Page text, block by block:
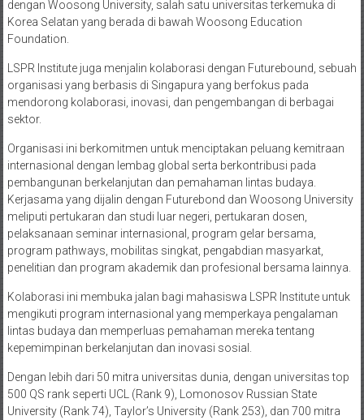
dengan Woosong University, salah satu universitas terkemuka di
Korea Selatan yang berada di bawah Woosong Education
Foundation.
LSPR Institute juga menjalin kolaborasi dengan Futurebound, sebuah
organisasi yang berbasis di Singapura yang berfokus pada
mendorong kolaborasi, inovasi, dan pengembangan di berbagai
sektor.
Organisasi ini berkomitmen untuk menciptakan peluang kemitraan
internasional dengan lembag global serta berkontribusi pada
pembangunan berkelanjutan dan pemahaman lintas budaya.
Kerjasama yang dijalin dengan Futurebond dan Woosong University
meliputi pertukaran dan studi luar negeri, pertukaran dosen,
pelaksanaan seminar internasional, program gelar bersama,
program pathways, mobilitas singkat, pengabdian masyarkat,
penelitian dan program akademik dan profesional bersama lainnya.
Kolaborasi ini membuka jalan bagi mahasiswa LSPR Institute untuk
mengikuti program internasional yang memperkaya pengalaman
lintas budaya dan memperluas pemahaman mereka tentang
kepemimpinan berkelanjutan dan inovasi sosial.
Dengan lebih dari 50 mitra universitas dunia, dengan universitas top
500 QS rank seperti UCL (Rank 9), Lomonosov Russian State
University (Rank 74), Taylor’s University (Rank 253), dan 700 mitra